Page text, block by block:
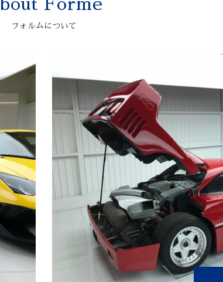
Forme
フォルムについて